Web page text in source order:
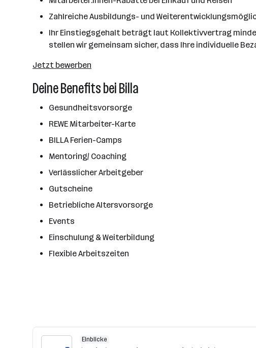
Zahlreiche Ausbildungs- und
Ihr Einstiegsgehalt beträgt laut Kollektivvertrag
stellen wir gemeinsam sicher, dass Ihre individuelle
Jetzt bewerben
Deine Benefits bei Billa
Gesundheitsvorsorge
REWE Mitarbeiter-Karte
BILLA Ferien-Camps
Mentoring/ Coaching
Verlässlicher Arbeitgeber
Gutscheine
Betriebliche Altersvorsorge
Events
Einschulung & Weiterbildung
Flexible Arbeitszeiten
Einblicke